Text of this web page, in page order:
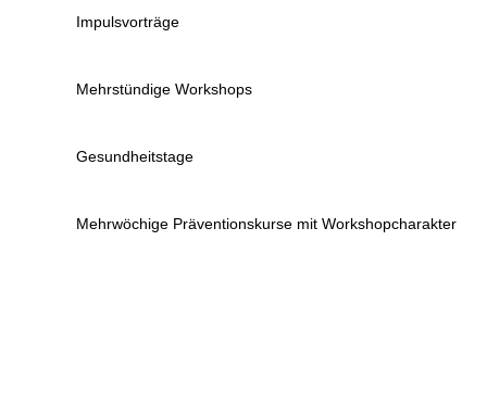
Impulsvorträge
Mehrstündige Workshops
Gesundheitstage
Mehrwöchige Präventionskurse mit Workshopcharakter